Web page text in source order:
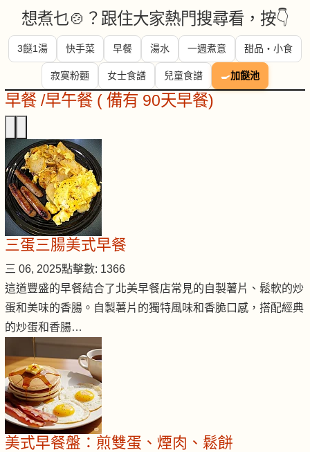
想煮乜🍲？跟住大家熱門搜尋看，按👇
3餸1湯 快手菜 早餐 湯水 一週煮意 甜品・小食
寂寞粉麵 女士食譜 兒童食譜 🍳加餸池
早餐 /早午餐 ( 備有 90天早餐)
三蛋三腸美式早餐
三 06, 2025點擊數: 1366
這道豐盛的早餐結合了北美早餐店常見的自製薯片、鬆軟的炒
蛋和美味的香腸。自製薯片的獨特風味和香脆口感，搭配經典
的炒蛋和香腸…
美式早餐盤：煎雙蛋、煙肉、鬆餅